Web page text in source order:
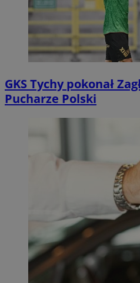
GKS Tychy pokonał
Pucharze Polski